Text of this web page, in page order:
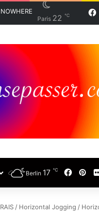
Paris 22 ℃
Berlin 17 ℃
/ Horizontal Jogging /